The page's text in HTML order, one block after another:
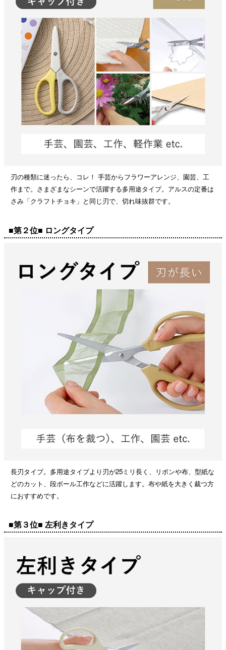
刃の種類に迷ったら、コレ！ 手芸からフラワーアレンジ、園芸、工
作まで。さまざまなシーンで活躍する多用途タイプ。アルスの定番は
さみ「クラフトチョキ」と同じ刃で、切れ味抜群です。
■第２位■ ロングタイプ
長刃タイプ。多用途タイプより刃が25ミリ長く、リボンや布、型紙な
どのカット、段ボール工作などに活躍します。布や紙を大きく裁つ方
におすすめです。
■第３位■ 左利きタイプ